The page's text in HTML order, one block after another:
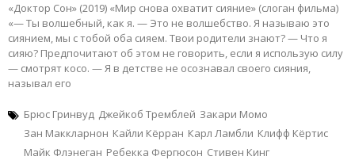
«Доктор Сон» (2019) «Мир снова охватит сияние» (слоган фильма)
«— Ты волшебный, как я. — Это не волшебство. Я называю это
сиянием, мы с тобой оба сияем. Твои родители знают? — Что я
сияю? Предпочитают об этом не говорить, если я использую силу
— смотрят косо. — Я в детстве не осознавал своего сияния,
называл его
Брюс Гринвуд Джейкоб Тремблей Закари Момо
Зан Маккларнон Кайли Кёрран Карл Ламбли Клифф Кёртис
Майк Флэнеган Ребекка Фергюсон Стивен Кинг